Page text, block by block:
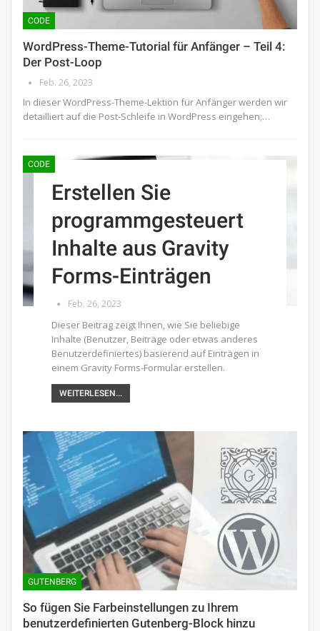
CODE
WordPress-Theme-Tutorial für Anfänger – Teil 4:
Der Post-Loop
Feb. 26, 2023
In dieser WordPress-Theme-Lektion für Anfänger werden wir
detailliert auf die Post-Schleife in WordPress eingehen;…
CODE
Erstellen Sie
programmgesteuert
Inhalte aus Gravity
Forms-Einträgen
Feb. 26, 2023
Dieser Beitrag zeigt Ihnen, wie Sie beliebige
Inhalte (Benutzer, Beiträge oder etwas anderes
Benutzerdefiniertes) basierend auf Einträgen in
einem Gravity Forms-Formular erstellen.
WEITERLESEN...
GUTENBERG
So fügen Sie Farbeinstellungen zu Ihrem
benutzerdefinierten Gutenberg-Block hinzu